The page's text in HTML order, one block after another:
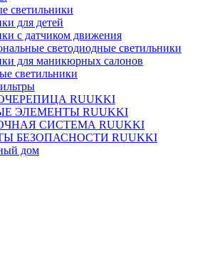
светильники
для детей
с датчиком движения
светодиодные светильники
для маникюрных салонов
светильники
RUUKKI
ЭЛЕМЕНТЫ RUUKKI
СИСТЕМА RUUKKI
БЕЗОПАСНОСТИ RUUKKI
дом